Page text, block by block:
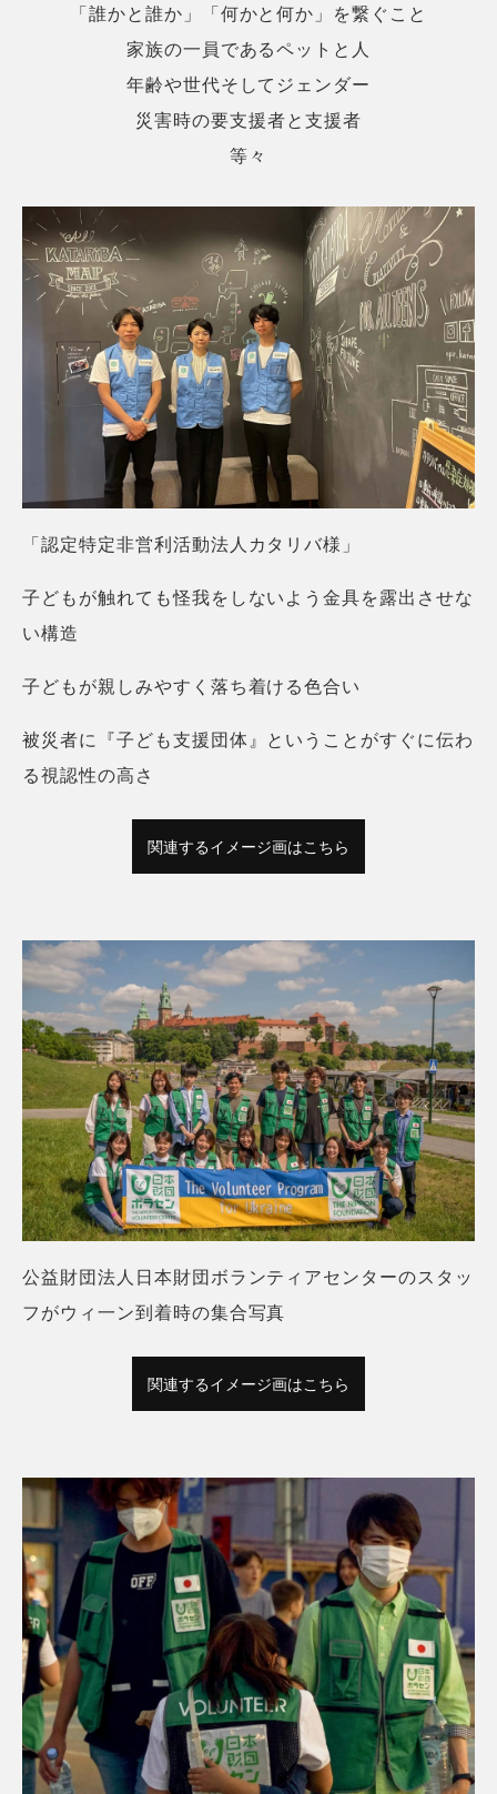
「誰かと誰か」「何かと何か」を繋ぐこと
家族の一員であるペットと人
年齢や世代そしてジェンダー
災害時の要支援者と支援者
等々
「認定特定非営利活動法人カタリバ様」
子どもが触れても怪我をしないよう金具を露出させな
い構造
子どもが親しみやすく落ち着ける色合い
被災者に『子ども支援団体』ということがすぐに伝わ
る視認性の高さ
関連するイメージ画はこちら
公益財団法人日本財団ボランティアセンターのスタッ
フがウィ一ン到着時の集合写真
関連するイメージ画はこちら